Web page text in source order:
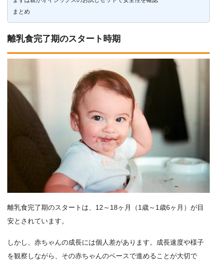
まとめ
離乳食完了期のスタート時期
離乳食完了期のスタートは、12～18ヶ月（1歳～1歳6ヶ月）が目
安とされています。
しかし、赤ちゃんの成長には個人差があります。成長速度や様子
を観察しながら、その赤ちゃんのペースで進めることが大切で